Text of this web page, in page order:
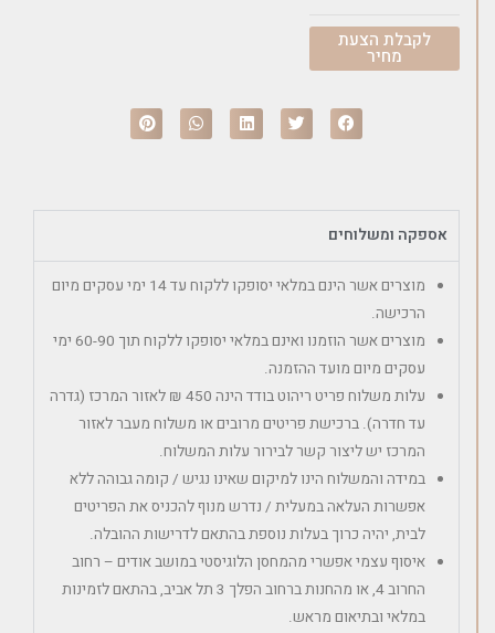
לקבלת הצעת
מחיר
אספקה ומשלוחים
מוצרים אשר הינם במלאי יסופקו ללקוח עד 14 ימי עסקים מיום
הרכישה.
מוצרים אשר הוזמנו ואינם במלאי יסופקו ללקוח תוך 60-90 ימי
עסקים מיום מועד ההזמנה.
עלות משלוח פריט ריהוט בודד הינה 450 ₪ לאזור המרכז (גדרה
עד חדרה). ברכישת פריטים מרובים או משלוח מעבר לאזור
המרכז יש ליצור קשר לבירור עלות המשלוח.
במידה והמשלוח הינו למיקום שאינו נגיש / קומה גבוהה ללא
אפשרות העלאה במעלית / נדרש מנוף להכניס את הפריטים
לבית, יהיה כרוך בעלות נוספת בהתאם לדרישות ההובלה.
איסוף עצמי אפשרי מהמחסן הלוגיסטי במושב אודים – רחוב
החרוב 4, או מהחנות ברחוב הפלך 3 תל אביב, בהתאם לזמינות
במלאי ובתיאום מראש.